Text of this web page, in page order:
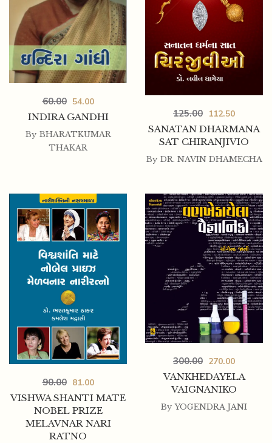
SHRI JAGGI VASUDEV SADGURU
175.00 155.00
INDIRA GANDHI
60.00 54.00
By BHARATKUMAR
THAKAR
SANATAN DHARMANA
SAT CHIRANJIVIO
125.00 112.50
By DR. NAVIN DHAMECHA
VISHWA SHANTI MATE
NOBEL PRIZE
MELAVNAR NARI
RATNO
90.00 81.00
VANKHEDAYELA
VAIGNANIKO
300.00 270.00
By YOGENDRA JANI